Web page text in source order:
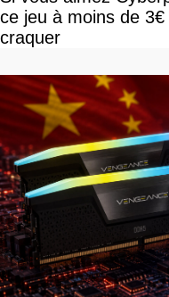
ce jeu à moins de
craquer